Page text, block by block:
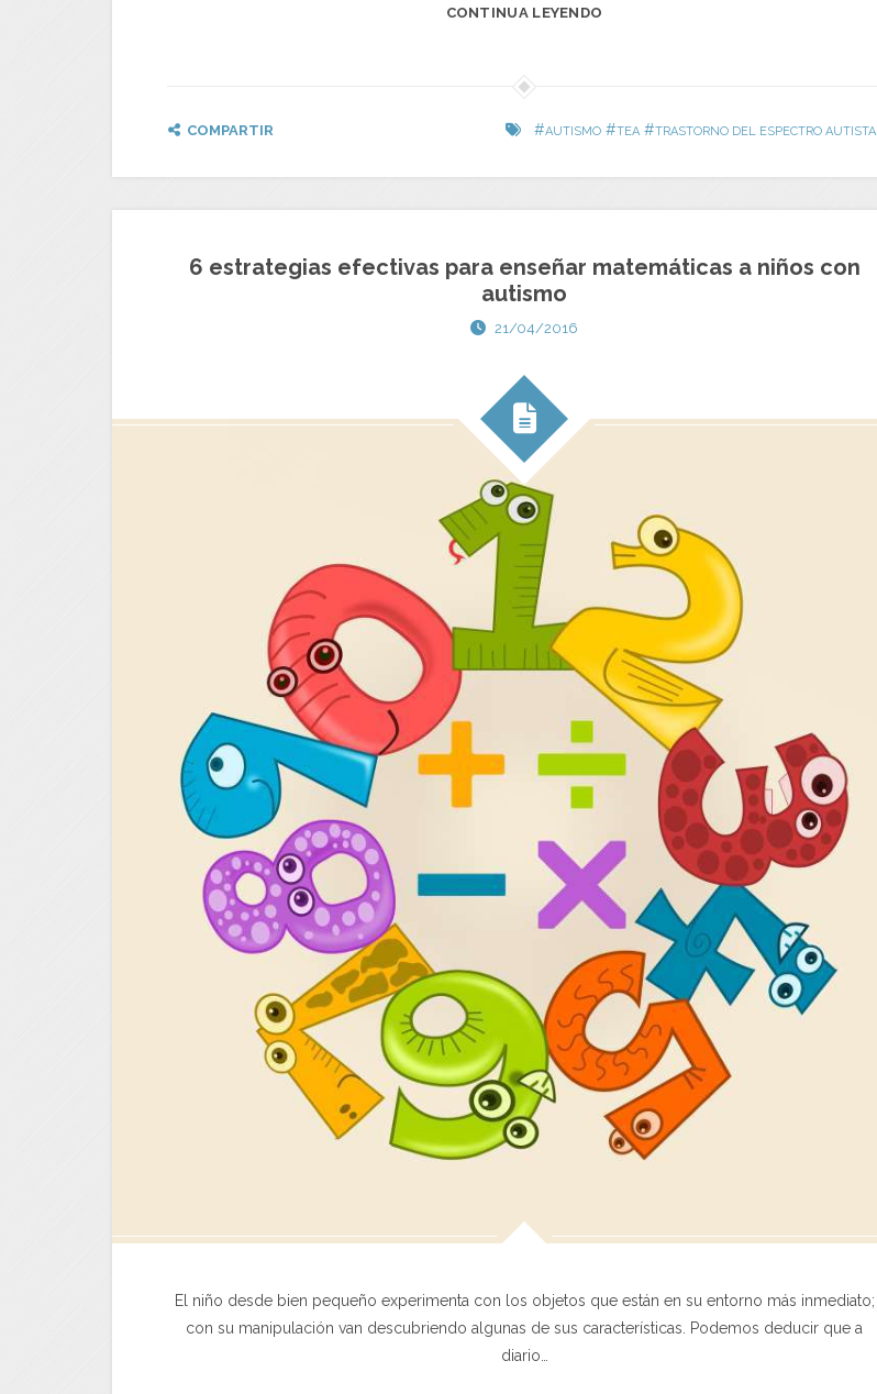
CONTINUA LEYENDO
#AUTISMO #TEA #TRASTORNO DEL ESPECTRO AUTISTA
COMPARTIR
6 estrategias efectivas para enseñar matemáticas a niños con
autismo
21/04/2016
El niño desde bien pequeño experimenta con los objetos que están en su entorno más inmediato;
con su manipulación van descubriendo algunas de sus características. Podemos deducir que a
diario…